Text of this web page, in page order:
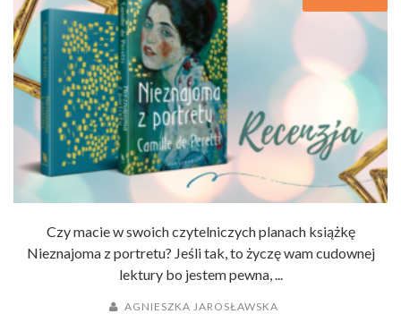
Czy macie w swoich czytelniczych planach książkę
Nieznajoma z portretu? Jeśli tak, to życzę wam cudownej
lektury bo jestem pewna, ...
AGNIESZKA JAROSŁAWSKA